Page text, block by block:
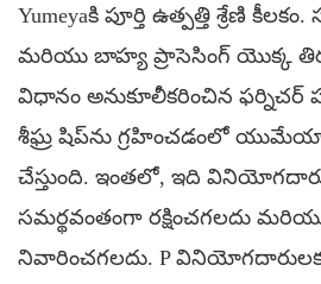
Yumeyaకి పూర్తి ఉత్పత్తి శ్రేణి కీలకం.
మరియు బాహ్య ప్రాసెసింగ్ యొక్క
విధానం అనుకూలీకరించిన ఫర్నిచర్
శీఘ్ర షిప్‌ను గ్రహించడంలో
చేస్తుంది. ఇంతలో, ఇది
సమర్థవంతంగా రక్షించగలదు
నివారించగలదు. P